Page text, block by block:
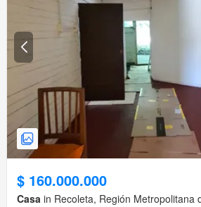
$ 160.000.000
Casa in Recoleta, Región Metropolitana